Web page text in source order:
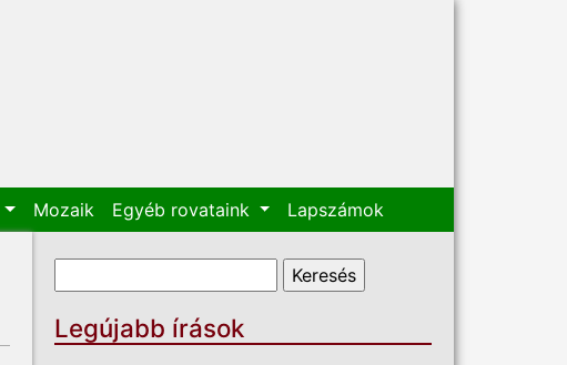
Mozaik Egyéb rovataink Lapszámok
Keresés űrlap
Legújabb írások